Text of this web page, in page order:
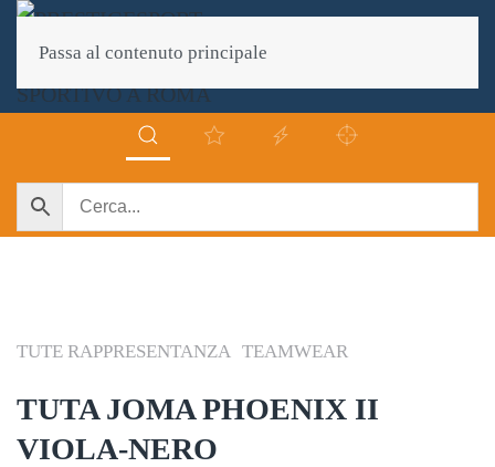
Passa al contenuto principale
TUTE RAPPRESENTANZA TEAMWEAR
TUTA JOMA PHOENIX II
VIOLA-NERO